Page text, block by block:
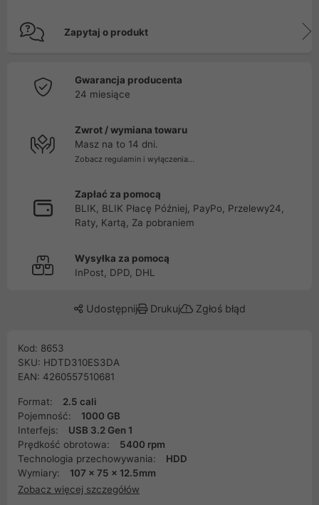
Zapytaj o produkt
Gwarancja producenta
24 miesiące
Zwrot / wymiana towaru
Masz na to 14 dni.
Zobacz regulamin i wyłączenia...
Zapłać za pomocą
BLIK, BLIK Płacę Później, PayPo, Przelewy24,
Raty, Kartą, Za pobraniem
Wysyłka za pomocą
InPost, DPD, DHL
Udostępnij Drukuj Zgłoś błąd
Kod: 8653
SKU: HDTD310ES3DA
EAN: 4260557510681
Format:
2.5 cali
Pojemność:
1000 GB
Interfejs:
USB 3.2 Gen 1
Prędkość obrotowa:
5400 rpm
Technologia przechowywania:
HDD
Wymiary:
107 x 75 x 12.5mm
Zobacz więcej szczegółów